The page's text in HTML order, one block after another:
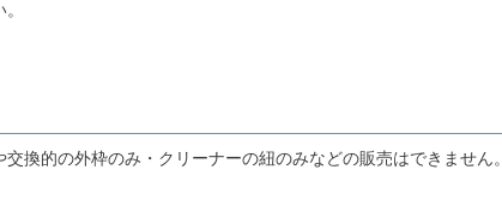
換的の外枠のみ・クリーナーの紐のみなどの販売はできません。